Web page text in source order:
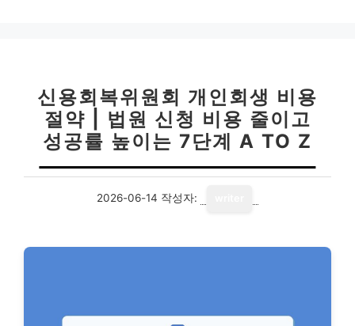
신용회복위원회 개인회생 비용
절약 | 법원 신청 비용 줄이고
성공률 높이는 7단계 A TO Z
2026-06-14 작성자: